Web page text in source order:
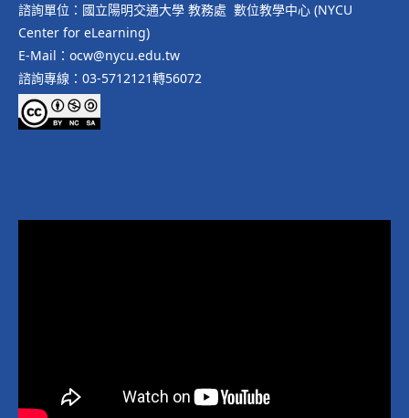
諮詢單位：國立陽明交通大學 教務處 數位教學中心 (NYCU
Center for eLearning)
E-Mail：ocw@nycu.edu.tw
諮詢專線：03-5712121轉56072